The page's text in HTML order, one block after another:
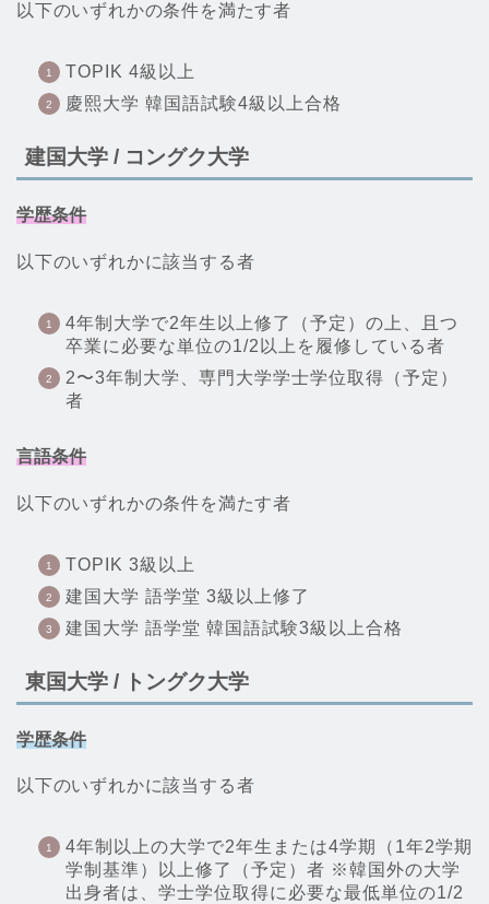
以下のいずれかの条件を満たす者
TOPIK 4級以上
慶熙大学 韓国語試験4級以上合格
建国大学 / コングク大学
学歴条件
以下のいずれかに該当する者
4年制大学で2年生以上修了（予定）の上、且つ
卒業に必要な単位の1/2以上を履修している者
2〜3年制大学、専門大学学士学位取得（予定）
者
言語条件
以下のいずれかの条件を満たす者
TOPIK 3級以上
建国大学 語学堂 3級以上修了
建国大学 語学堂 韓国語試験3級以上合格
東国大学 / トングク大学
学歴条件
以下のいずれかに該当する者
4年制以上の大学で2年生または4学期（1年2学期
学制基準）以上修了（予定）者 ※韓国外の大学
出身者は、学士学位取得に必要な最低単位の1/2